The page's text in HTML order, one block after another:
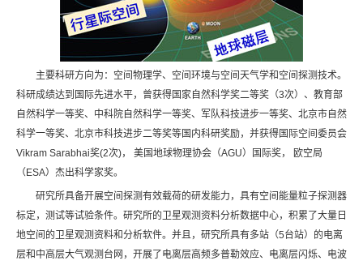
主要科研方向为：空间物理学、空间环境与空间天气学和空间探测技术。
科研成绩达到国际先进水平，曾获得国家自然科学奖二等奖（3次）、教育部
自然科学一等奖、中科院自然科学一等奖、军队科技进步一等奖、北京市自然
科学一等奖、北京市科技进步二等奖等国内科研奖励，并获得国际空间委员会
Vikram Sarabhai奖(2次)， 美国地球物理协会（AGU）国际奖， 欧空局
（ESA）杰出科学家奖。
研究所具备开展空间探测有效载荷的研发能力，具有空间能量粒子探测器
标定，测试等试验条件。研究所的卫星观测资料分析数据中心，积累了大量日
地空间的卫星观测资料和分析软件。并且，研究所具有多站（5台站）的电离
层和中高层大气观测台网，开展了电离层高频多普勒效应、电离层闪烁、电波